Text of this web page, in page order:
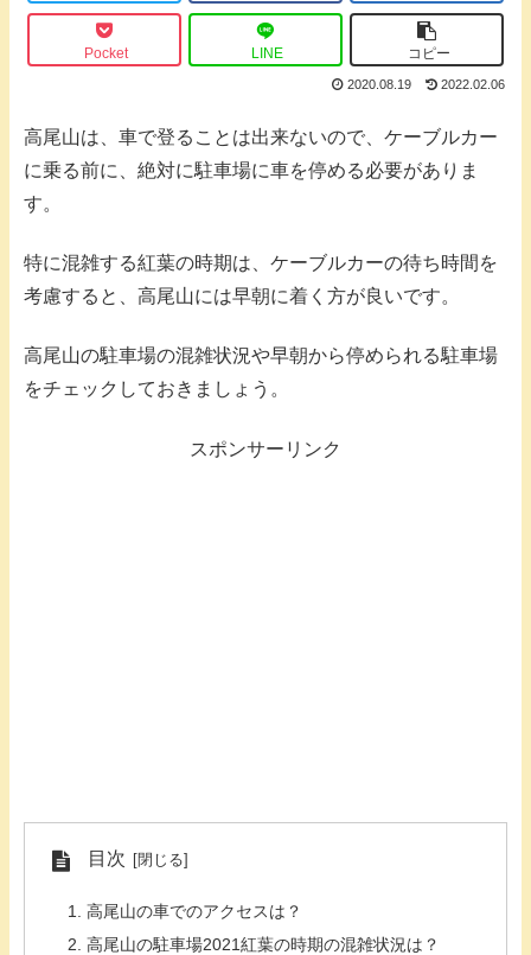
Pocket LINE コピー
2022.02.06
2020.08.19
高尾山は、車で登ることは出来ないので、ケーブルカー
に乗る前に、絶対に駐車場に車を停める必要がありま
す。
特に混雑する紅葉の時期は、ケーブルカーの待ち時間を
考慮すると、高尾山には早朝に着く方が良いです。
高尾山の駐車場の混雑状況や早朝から停められる駐車場
をチェックしておきましょう。
スポンサーリンク
目次
高尾山の車でのアクセスは？
高尾山の駐車場2021紅葉の時期の混雑状況は？